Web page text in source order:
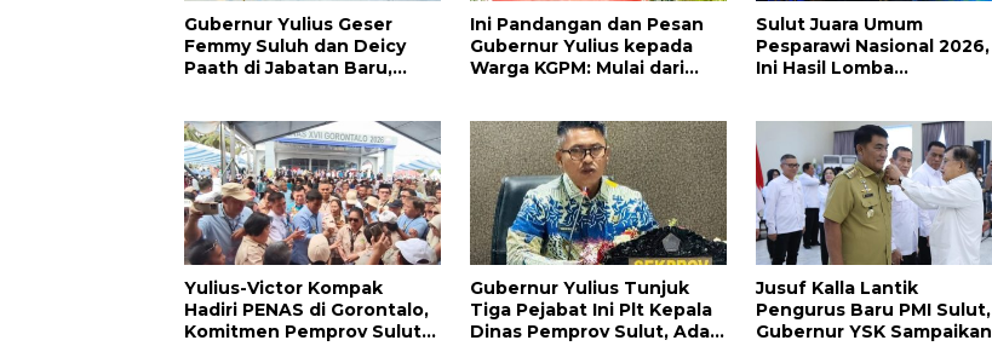
Gubernur Yulius Geser
Femmy Suluh dan Deicy
Paath di Jabatan Baru,
Ini Pandangan dan Pesan
Gubernur Yulius kepada
Warga KGPM: Mulai dari
Sulut Juara Umum
Pesparawi Nasional 2026,
Ini Hasil Lomba
Yulius-Victor Kompak
Hadiri PENAS di Gorontalo,
Komitmen Pemprov Sulut
Gubernur Yulius Tunjuk
Tiga Pejabat Ini Plt Kepala
Dinas Pemprov Sulut, Ada
Jusuf Kalla Lantik
Pengurus Baru PMI Sulut,
Gubernur YSK Sampaikan